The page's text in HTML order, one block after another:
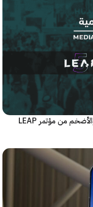
الرياض تستعد لإطلاق النسخة الخامسة والأضخم من مؤتمر LEAP